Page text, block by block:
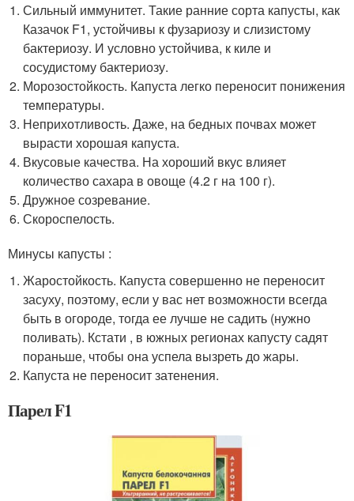
Сильный иммунитет. Такие ранние сорта капусты, как
Казачок F1, устойчивы к фузариозу и слизистому
бактериозу. И условно устойчива, к киле и
сосудистому бактериозу.
Морозостойкость. Капуста легко переносит понижения
температуры.
Неприхотливость. Даже, на бедных почвах может
вырасти хорошая капуста.
Вкусовые качества. На хороший вкус влияет
количество сахара в овоще (4.2 г на 100 г).
Дружное созревание.
Скороспелость.
Минусы капусты :
Жаростойкость. Капуста совершенно не переносит
засуху, поэтому, если у вас нет возможности всегда
быть в огороде, тогда ее лучше не садить (нужно
поливать). Кстати , в южных регионах капусту садят
пораньше, чтобы она успела вызреть до жары.
Капуста не переносит затенения.
Парел F1